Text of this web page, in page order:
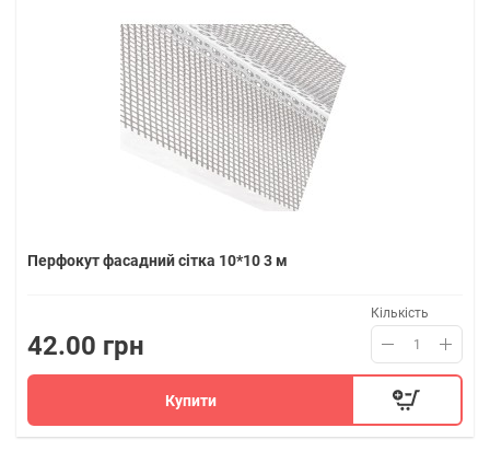
Перфокут фасадний сітка 10*10 3 м
42.00 грн
Кількість
Купити